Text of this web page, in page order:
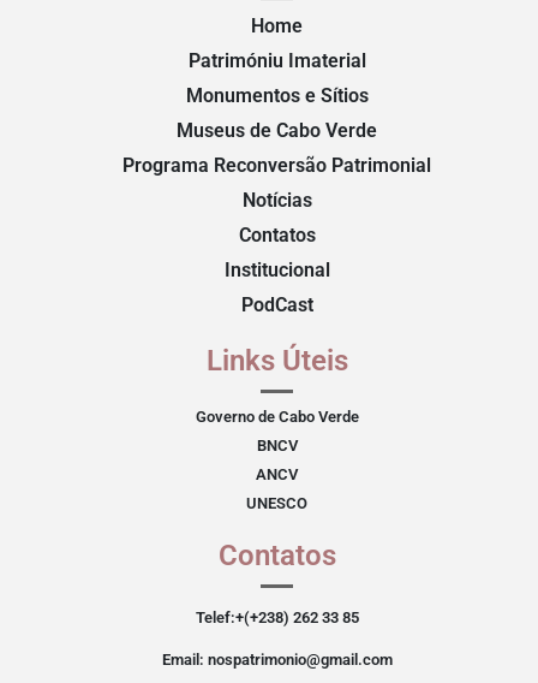
Home
Patrimóniu Imaterial
Monumentos e Sítios
Museus de Cabo Verde
Programa Reconversão Patrimonial
Notícias
Contatos
Institucional
PodCast
Links Úteis
Governo de Cabo Verde
BNCV
ANCV
UNESCO
Contatos
Telef:+(+238) 262 33 85
Email: nospatrimonio@gmail.com